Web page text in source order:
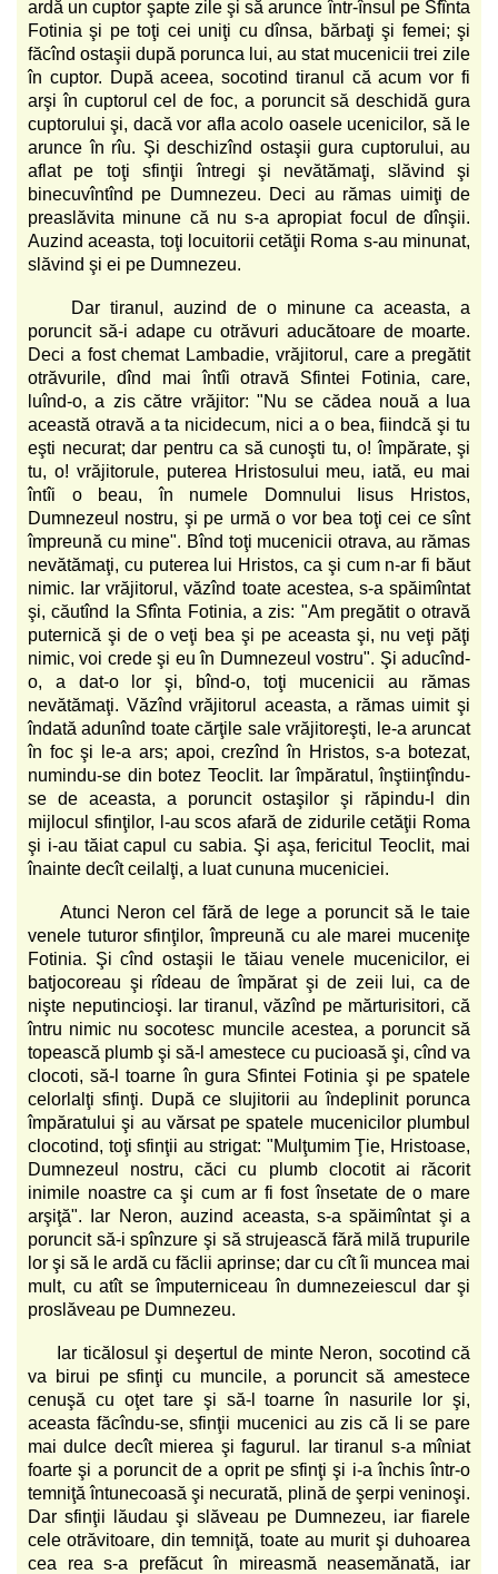
ardă un cuptor şapte zile şi să arunce într-însul pe Sfînta
Fotinia şi pe toţi cei uniţi cu dînsa, bărbaţi şi femei; şi
făcînd ostaşii după porunca lui, au stat mucenicii trei zile
în cuptor. După aceea, socotind tiranul că acum vor fi
arşi în cuptorul cel de foc, a poruncit să deschidă gura
cuptorului şi, dacă vor afla acolo oasele ucenicilor, să le
arunce în rîu. Şi deschizînd ostaşii gura cuptorului, au
aflat pe toţi sfinţii întregi şi nevătămaţi, slăvind şi
binecuvîntînd pe Dumnezeu. Deci au rămas uimiţi de
preaslăvita minune că nu s-a apropiat focul de dînşii.
Auzind aceasta, toţi locuitorii cetăţii Roma s-au minunat,
slăvind şi ei pe Dumnezeu.
Dar tiranul, auzind de o minune ca aceasta, a
poruncit să-i adape cu otrăvuri aducătoare de moarte.
Deci a fost chemat Lambadie, vrăjitorul, care a pregătit
otrăvurile, dînd mai întîi otravă Sfintei Fotinia, care,
luînd-o, a zis către vrăjitor: "Nu se cădea nouă a lua
această otravă a ta nicidecum, nici a o bea, fiindcă şi tu
eşti necurat; dar pentru ca să cunoşti tu, o! împărate, şi
tu, o! vrăjitorule, puterea Hristosului meu, iată, eu mai
întîi o beau, în numele Domnului Iisus Hristos,
Dumnezeul nostru, şi pe urmă o vor bea toţi cei ce sînt
împreună cu mine". Bînd toţi mucenicii otrava, au rămas
nevătămaţi, cu puterea lui Hristos, ca şi cum n-ar fi băut
nimic. Iar vrăjitorul, văzînd toate acestea, s-a spăimîntat
şi, căutînd la Sfînta Fotinia, a zis: "Am pregătit o otravă
puternică şi de o veţi bea şi pe aceasta şi, nu veţi păţi
nimic, voi crede şi eu în Dumnezeul vostru". Şi aducînd-
o, a dat-o lor şi, bînd-o, toţi mucenicii au rămas
nevătămaţi. Văzînd vrăjitorul aceasta, a rămas uimit şi
îndată adunînd toate cărţile sale vrăjitoreşti, le-a aruncat
în foc şi le-a ars; apoi, crezînd în Hristos, s-a botezat,
numindu-se din botez Teoclit. Iar împăratul, înştiinţîndu-
se de aceasta, a poruncit ostaşilor şi răpindu-l din
mijlocul sfinţilor, l-au scos afară de zidurile cetăţii Roma
şi i-au tăiat capul cu sabia. Şi aşa, fericitul Teoclit, mai
înainte decît ceilalţi, a luat cununa muceniciei.
Atunci Neron cel fără de lege a poruncit să le taie
venele tuturor sfinţilor, împreună cu ale marei muceniţe
Fotinia. Şi cînd ostaşii le tăiau venele mucenicilor, ei
batjocoreau şi rîdeau de împărat şi de zeii lui, ca de
nişte neputincioşi. Iar tiranul, văzînd pe mărturisitori, că
întru nimic nu socotesc muncile acestea, a poruncit să
topească plumb şi să-l amestece cu pucioasă şi, cînd va
clocoti, să-l toarne în gura Sfintei Fotinia şi pe spatele
celorlalţi sfinţi. După ce slujitorii au îndeplinit porunca
împăratului şi au vărsat pe spatele mucenicilor plumbul
clocotind, toţi sfinţii au strigat: "Mulţumim Ţie, Hristoase,
Dumnezeul nostru, căci cu plumb clocotit ai răcorit
inimile noastre ca şi cum ar fi fost însetate de o mare
arşiţă". Iar Neron, auzind aceasta, s-a spăimîntat şi a
poruncit să-i spînzure şi să strujească fără milă trupurile
lor şi să le ardă cu făclii aprinse; dar cu cît îi muncea mai
mult, cu atît se împuterniceau în dumnezeiescul dar şi
proslăveau pe Dumnezeu.
Iar ticălosul şi deşertul de minte Neron, socotind că
va birui pe sfinţi cu muncile, a poruncit să amestece
cenuşă cu oţet tare şi să-l toarne în nasurile lor şi,
aceasta făcîndu-se, sfinţii mucenici au zis că li se pare
mai dulce decît mierea şi fagurul. Iar tiranul s-a mîniat
foarte şi a poruncit de a oprit pe sfinţi şi i-a închis într-o
temniţă întunecoasă şi necurată, plină de şerpi veninoşi.
Dar sfinţii lăudau şi slăveau pe Dumnezeu, iar fiarele
cele otrăvitoare, din temniţă, toate au murit şi duhoarea
cea rea s-a prefăcut în mireasmă neasemănată, iar